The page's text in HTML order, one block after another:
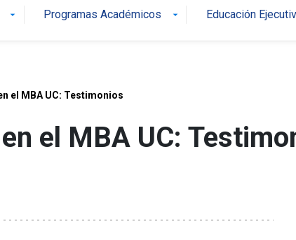
arrow_drop_down Programas Académicos arrow_drop_down Educación
el MBA UC: Testimonios
el MBA UC: